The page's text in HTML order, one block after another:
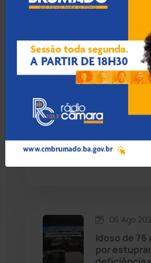
Candiba
Caraíbas
Carinhanha
Chapada Diamantina
Contendas do Sincorá
Homem
tráfico em
preso ao
ônibus em
06 Ago
Homem é
pulso e
de
06 Ago
Idoso de 76
por